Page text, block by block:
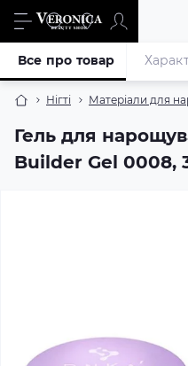
Нігті Матеріали для
Гель для
Builder Gel 0008,
Все про товар